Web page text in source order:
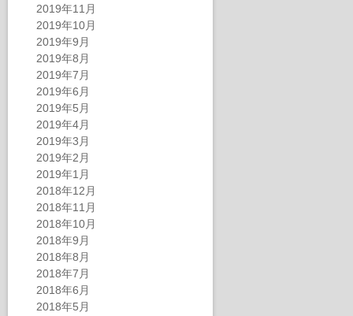
2019年11月
2019年10月
2019年9月
2019年8月
2019年7月
2019年6月
2019年5月
2019年4月
2019年3月
2019年2月
2019年1月
2018年12月
2018年11月
2018年10月
2018年9月
2018年8月
2018年7月
2018年6月
2018年5月